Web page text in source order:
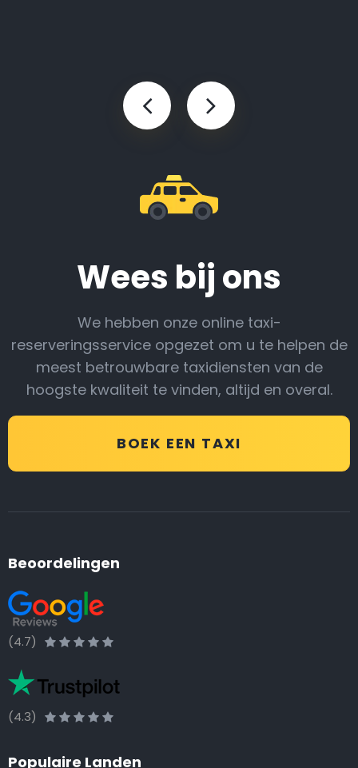
Wees bij ons
We hebben onze online taxi-
reserveringsservice opgezet om u te helpen de
meest betrouwbare taxidiensten van de
hoogste kwaliteit te vinden, altijd en overal.
BOEK EEN TAXI
Beoordelingen
(4.7)
(4.3)
Populaire Landen